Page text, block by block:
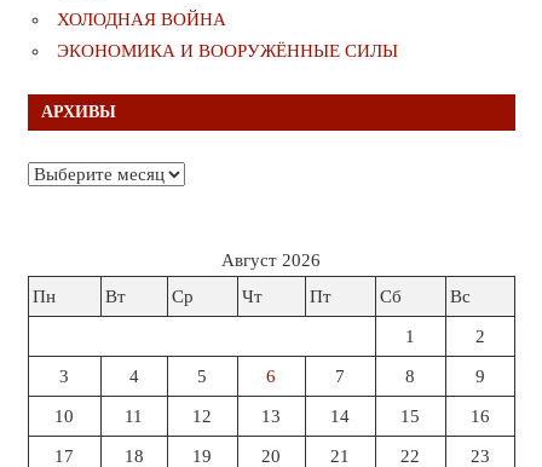
ХОЛОДНАЯ ВОЙНА
ЭКОНОМИКА И ВООРУЖЁННЫЕ СИЛЫ
АРХИВЫ
Архивы
Август 2026
Пн
Вт Ср Чт Пт Сб Вс
1 2
3 4 5 6 7 8 9
10 11 12 13 14 15 16
17 18 19 20 21 22 23